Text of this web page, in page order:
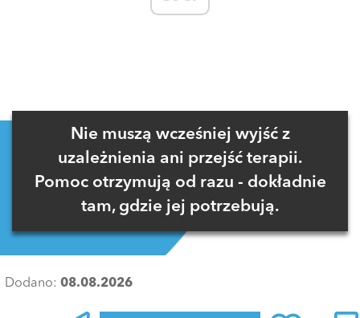
Nie muszą wcześniej wyjść z
uzależnienia ani przejść terapii.
Pomoc otrzymują od razu - dokładnie
tam, gdzie jej potrzebują.
Dodano: 08.08.2026